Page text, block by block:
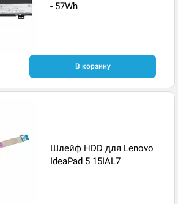
- 57Wh
В корзину
Шлейф HDD для Lenovo
IdeaPad 5 15IAL7